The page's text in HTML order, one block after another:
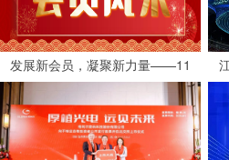
发展新会员，凝聚新力量——11
家企业加入江苏省照明电器协会